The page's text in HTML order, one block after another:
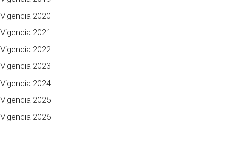
Vigencia 2020
Vigencia 2021
Vigencia 2022
Vigencia 2023
Vigencia 2024
Vigencia 2025
Vigencia 2026